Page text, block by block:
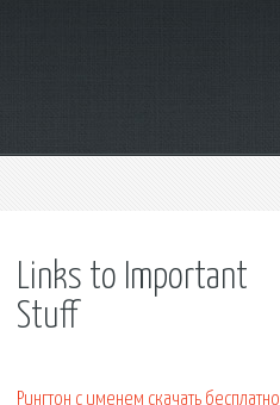
Links to Important
Stuff
Рингтон с именем скачать бесплатно